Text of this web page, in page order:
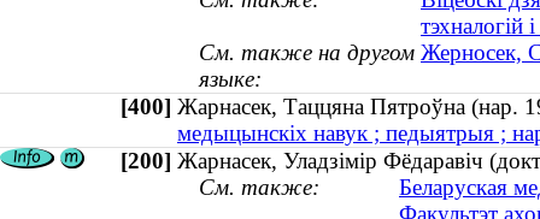
тэхналогій
См. также на другом
языке:
Жерносек,
[400] Жарнасек, Таццяна Пятроўна
медыцынскіх навук ; педыятрыя ;
[200] Жарнасек, Уладзімір Фёдаравіч
См. также:
Беларуская